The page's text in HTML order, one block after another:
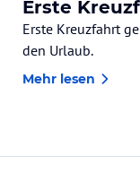
Erste
Erste Kreuzfahrt
den Urlaub.
Mehr lesen